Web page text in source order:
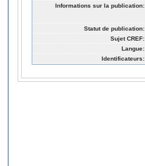
Informations sur la publication:
Statut de publication:
Sujet CREF:
Langue:
Identificateurs: